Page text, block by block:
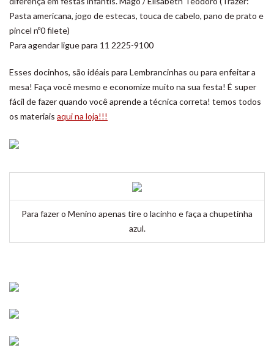
Pasta americana, jogo de estecas, touca de cabelo, pano de prato e
pincel nº0 filete)
Para agendar ligue para 11 2225-9100
Esses docinhos, são idéais para Lembrancinhas ou para enfeitar a
mesa! Faça você mesmo e economize muito na sua festa! É super
fácil de fazer quando você aprende a técnica correta! temos todos
os materiais aqui na loja!!!
Para fazer o Menino apenas tire o lacinho e faça a chupetinha
azul.